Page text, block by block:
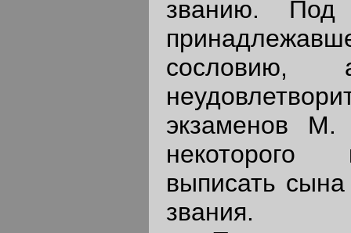
званию. Под
экзаменов
некоторого
выписать
звания.